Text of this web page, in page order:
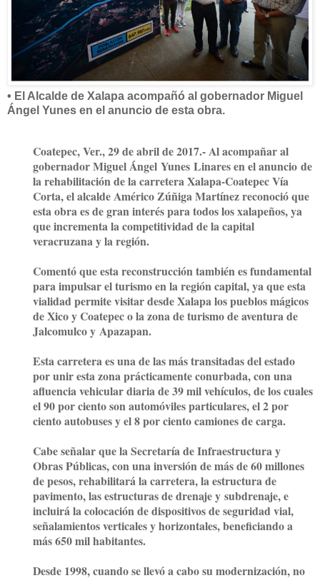
• El A lcalde de Xalapa acompañó al gobernador Miguel
Ángel Yunes en el anuncio de esta obra.
Coatepec, Ver., 29 de abril de 2017.- Al acompañar al
gobernador Miguel Ángel Yunes Linares en el anuncio de
la rehabilitación de la carretera Xalapa-Coatepec Vía
Corta, el alcalde Américo Zúñiga Martínez reconoció que
esta obra es de gran interés para todos los xalapeños, ya
que incrementa la competitividad de la capital
veracruzana y la región.
Comentó que esta reconstrucción también es fundamental
para impulsar el turismo en la región capital, ya que esta
vialidad permite visitar desde Xalapa los pueblos mágicos
de Xico y Coatepec o la zona de turismo de aventura de
Jalcomulco y Apazapan.
Esta carretera es una de las más transitadas del estado
por unir esta zona prácticamente conurbada, con una
afluencia vehicular diaria de 39 mil vehículos, de los cuales
el 90 por ciento son automóviles particulares, el 2 por
ciento autobuses y el 8 por ciento camiones de carga.
Cabe señalar que la Secretaría de Infraestructura y
Obras Públicas, con una inversión de más de 60 millones
de pesos, rehabilitará la carretera, la estructura de
pavimento, las estructuras de drenaje y subdrenaje, e
incluirá la colocación de dispositivos de seguridad vial,
señalamientos verticales y horizontales, beneficiando a
más 650 mil habitantes.
Desde 1998, cuando se llevó a cabo su modernización, no